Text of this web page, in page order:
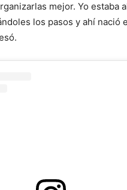
mejor. Yo estaba
los pasos y ahí nació